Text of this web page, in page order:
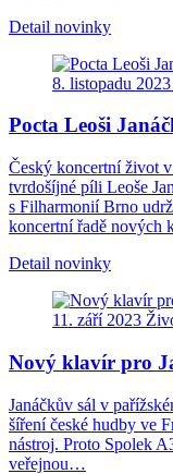
Detail novinky
8. listopadu 2023
Pocta Leoši
Český koncertní život
tvrdošíjné píli Leoše
s Filharmonií Brno
koncertní řadě
Detail novinky
11. září 2023
Nový klavír pro
Janáčkův sál v
šíření české hudby ve
nástroj. Proto Spolek
veřejnou…